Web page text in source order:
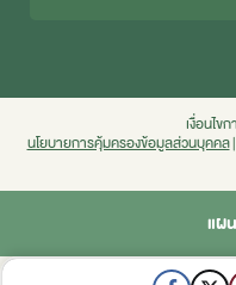
เงื่อนไข
นโยบายการคุ้มครองข้อมูลส่วนบุคคล
แผ